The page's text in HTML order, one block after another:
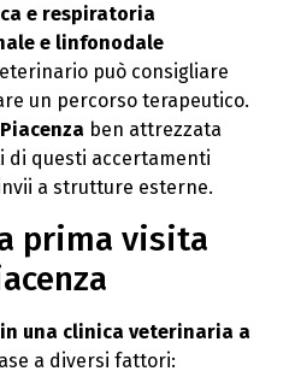
e respiratoria
e linfonodale
può consigliare
un percorso terapeutico.
ben attrezzata
di questi accertamenti
a strutture esterne.
prima visita
una clinica veterinaria a
a diversi fattori: